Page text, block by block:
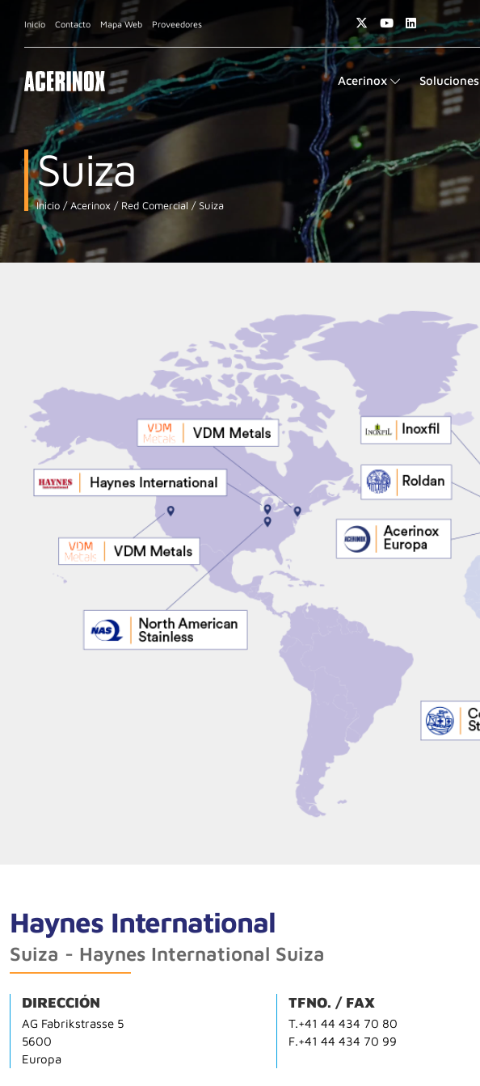
Inicio Contacto Mapa Web Proveedores
Acerinox Soluciones
Suiza
Inicio Acerinox Red Comercial Suiza
Haynes International
Suiza - Haynes International Suiza
DIRECCIÓN
AG Fabrikstrasse 5
5600
Europa
TFNO. / FAX
T.+41 44 434 70 80
F.+41 44 434 70 99